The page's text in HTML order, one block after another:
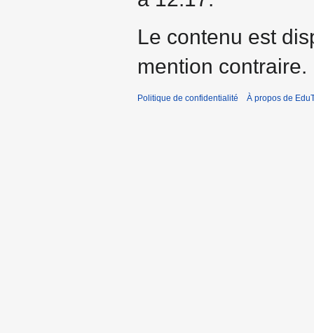
Le contenu est
mention contraire.
Politique de confidentialité À propos de